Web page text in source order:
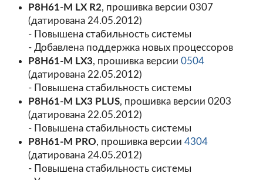
P8H61-M LX R2, прошивка версии 0307
(датирована 24.05.2012)
- Повышена стабильность системы
- Добавлена поддержка новых процессоров
P8H61-M LX3, прошивка версии 0504
(датирована 22.05.2012)
- Повышена стабильность системы
P8H61-M LX3 PLUS, прошивка версии 0203
(датирована 22.05.2012)
- Повышена стабильность системы
P8H61-M PRO, прошивка версии 4304
(датирована 24.05.2012)
- Повышена стабильность системы